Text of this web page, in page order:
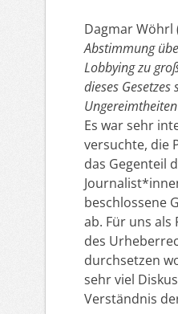
Dagmar Wöhrl
Abstimmung
Lobbying zu
dieses
Es war sehr
versuchte, die
das Gegenteil
beschlossene
ab. Für uns
des
durchsetzen
sehr viel
Verständnis